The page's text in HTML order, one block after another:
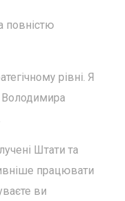
повністю
рівні. Я
Штати та
працювати
ви